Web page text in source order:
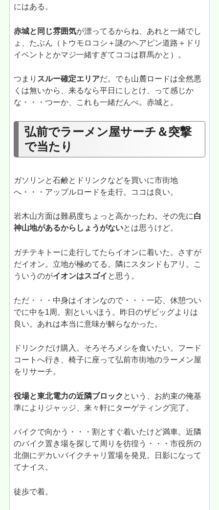
にはある。
赤城と同じ雰囲気が漂ってるからね、あれと一緒でし
ょ、たぶん（トウモロコシ＋謎のヘアピン道路＋ドリ
イベントとかマジ一緒すぎてココは群馬かと）。
つまり スルー確定エリアだ。でも山麓ロードは全然悪
くは無いから、来るなら平日にしとけ、って感じか
な・・・つーか、これも一緒だんべ。赤城と。
弘前でラーメン屋サーチ＆突撃
で当たり
ガソリンと石鹸とドリンクなどを買いに市街地
へ・・・アップルロードを走行。ココは良い。
岩木山方面は難易度ちょっと高かったわ。その先に白
神山地があるからしょうがないとは思うけど。
ガチテキトーに走行してたらイオンに着いた。さすが
だイオン。立地が極めてる。隣にスタンドもアリ。こ
ういうのがイオンはスゴイ と思う。
ただ・・・中身はイオンなので・・・一応、休憩つい
でに中を1周。割といいほう。昨日のザビッグよりは
良い。あれは本当に意味が解らなかった。
ドリンクだけ購入。そろそろメシを食いたい。フード
コートへ行き、椅子に座って弘前市街地のラーメン屋
をリサーチ。
役場と東北電力の近隣ブロック という、お約束の俺基
準によりジャッジ、来々軒にターゲティング完了。
バイクで向かう・・・割とすぐ着いたけど満車。近隣
のバイク置き場を探して周りを彷徨う・・・市役所の
北側にデカいバイクチャリ置場を発見。日影になって
てナイス。
徒歩で着。